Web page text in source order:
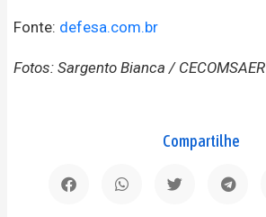
Fonte: defesa.com.br
Fotos: Sargento Bianca / CECOMSAER
Compartilhe